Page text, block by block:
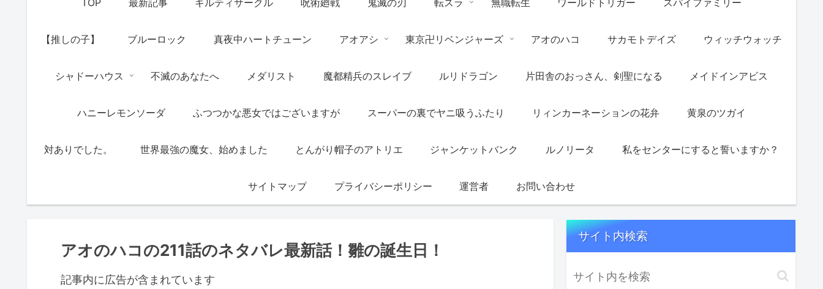
【推しの子】 ブルーロック 真夜中ハートチューン アオアシ 東京卍リベンジャーズ アオのハコ サカモトデイズ ウィッチウォッチ
シャドーハウス 不滅のあなたへ メダリスト 魔都精兵のスレイブ ルリドラゴン 片田舎のおっさん、剣聖になる メイドインアビス
ハニーレモンソーダ ふつつかな悪女ではございますが スーパーの裏でヤニ吸うふたり リィンカーネーションの花弁 黄泉のツガイ
対ありでした。 世界最強の魔女、始めました とんがり帽子のアトリエ ジャンケットバンク ルノリータ 私をセンターにすると誓いますか？
サイトマップ プライバシーポリシー 運営者 お問い合わせ
アオのハコの211話のネタバレ最新話！雛の誕生日！
記事内に広告が含まれています
サイト内検索